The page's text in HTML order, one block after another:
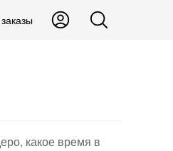
какое время в